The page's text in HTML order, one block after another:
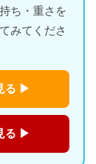
ち・重さを
みてくださ
る ▶
る ▶